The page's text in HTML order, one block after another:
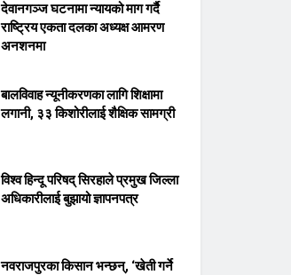
देवानगञ्ज घटनामा न्यायको माग गर्दै
राष्ट्रिय एकता दलका अध्यक्ष आमरण
अनशनमा
बालविवाह न्यूनीकरणका लागि शिक्षामा
लगानी, ३३ किशोरीलाई शैक्षिक सामग्री
विश्व हिन्दू परिषद् सिरहाले प्रमुख जिल्ला
अधिकारीलाई बुझायो ज्ञापनपत्र
नवराजपुरका किसान भन्छन्, ‘खेती गर्ने